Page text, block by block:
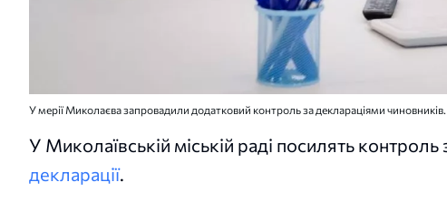
У мерії Миколаєва запровадили додатковий контроль за деклараціями
У Миколаївській міській раді посилять
декларації.